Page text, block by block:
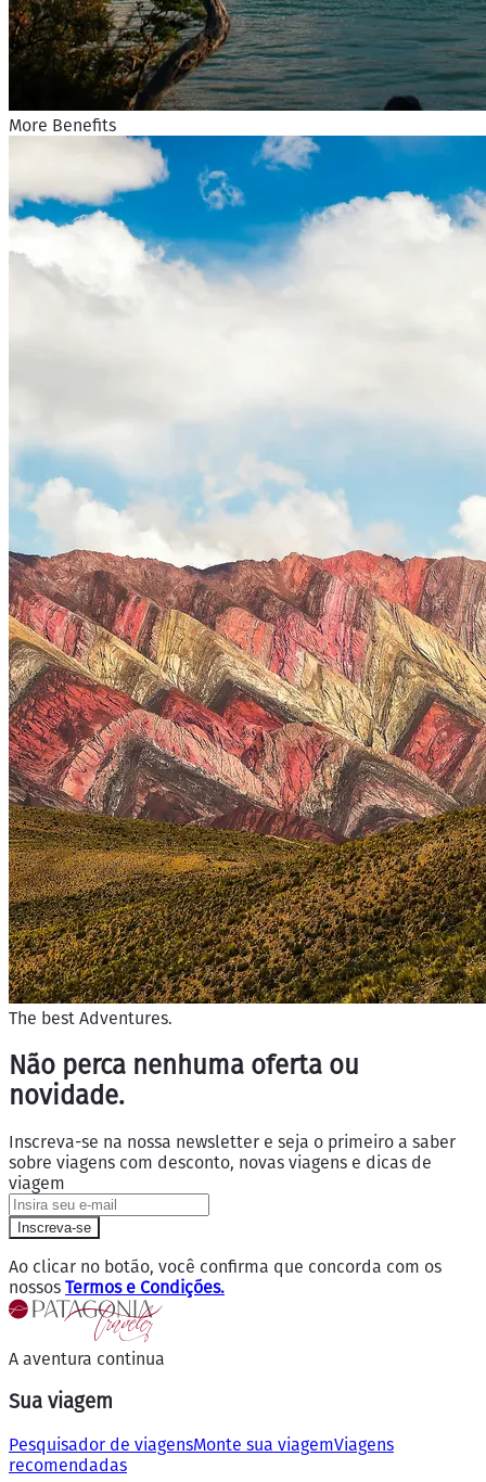
More Benefits
The best Adventures.
Não perca nenhuma oferta ou
novidade.
Inscreva-se na nossa newsletter e seja o primeiro a saber
sobre viagens com desconto, novas viagens e dicas de
viagem
Inscreva-se
Ao clicar no botão, você confirma que concorda com os
nossos Termos e Condições.
A aventura continua
Sua viagem
Pesquisador de viagensMonte sua viagemViagens
recomendadas